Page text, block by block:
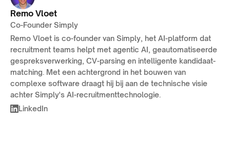
Remo Vloet
Co-Founder Simply
Remo Vloet is co-founder van Simply, het AI-platform dat
recruitment teams helpt met agentic AI, geautomatiseerde
gespreksverwerking, CV-parsing en intelligente kandidaat-
matching. Met een achtergrond in het bouwen van
complexe software draagt hij bij aan de technische visie
achter Simply's AI-recruitmenttechnologie.
LinkedIn